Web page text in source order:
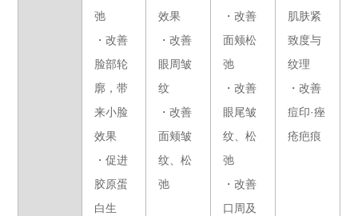
弛
・改善
脸部轮
廓，带
来小脸
效果
・促进
胶原蛋
白生
效果
・改善
眼周皱
纹
・改善
面颊皱
纹、松
弛
・改善
面颊松
弛
・改善
眼尾皱
纹、松
弛
・改善
口周及
肌肤紧
致度与
纹理
・改善
痘印·痤
疮疤痕